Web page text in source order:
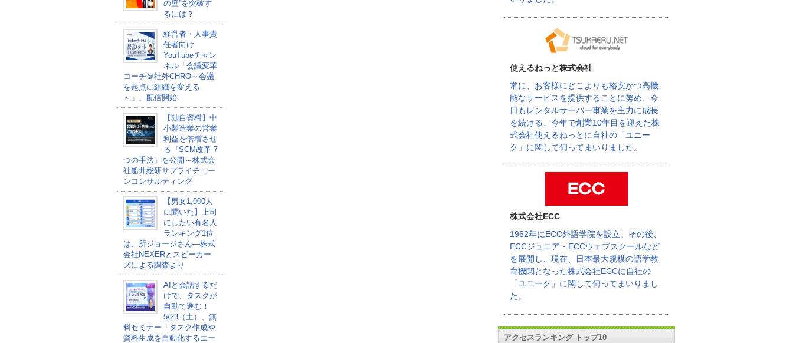
の壁”を突破す
るには？
経営者・人事責
任者向け
YouTubeチャン
ネル「会議変革
コーチ＠社外CHRO～会議
を起点に組織を変える
～」、配信開始
【独自資料】中
小製造業の営業
利益を倍増させ
る『SCM改革 7
つの手法』を公開～株式会
社船井総研サプライチェー
ンコンサルティング
【男女1,000人
に聞いた】上司
にしたい有名人
ランキング1位
は、所ジョージさん―株式
会社NEXERとスピーカー
ズによる調査より
AIと会話するだ
けで、タスクが
自動で進む！
5/23（土）、無
料セミナー「タスク作成や
資料生成を自動化するエー
使えるねっと株式会社
常に、お客様にどこよりも格安かつ高機
能なサービスを提供することに努め、今
日もレンタルサーバー事業を主力に成長
を続ける、今年で創業10年目を迎えた株
式会社使えるねっとに自社の「ユニー
ク」に関して伺ってまいりました。
株式会社ECC
1962年にECC外語学院を設立。その後、
ECCジュニア・ECCウェブスクールなど
を展開し、現在、日本最大規模の語学教
育機関となった株式会社ECCに自社の
「ユニーク」に関して伺ってまいりまし
た。
アクセスランキング トップ10